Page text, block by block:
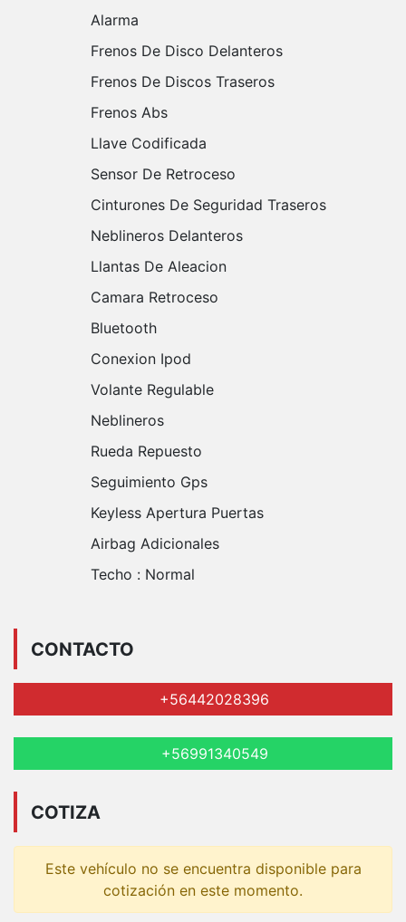
Alarma
Frenos De Disco Delanteros
Frenos De Discos Traseros
Frenos Abs
Llave Codificada
Sensor De Retroceso
Cinturones De Seguridad Traseros
Neblineros Delanteros
Llantas De Aleacion
Camara Retroceso
Bluetooth
Conexion Ipod
Volante Regulable
Neblineros
Rueda Repuesto
Seguimiento Gps
Keyless Apertura Puertas
Airbag Adicionales
Techo : Normal
CONTACTO
+56442028396
+56991340549
COTIZA
Este vehículo no se encuentra disponible para
cotización en este momento.